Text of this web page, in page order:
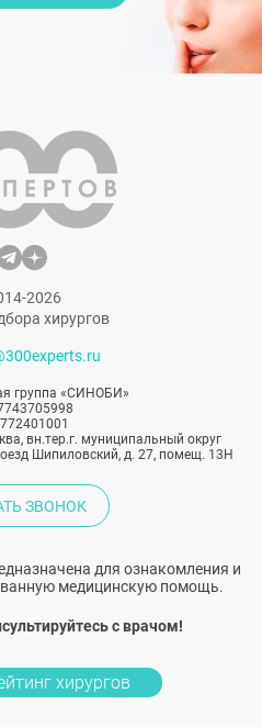
2026
хирургов
группа «СИНОБИ»
вн.тер.г. муниципальный округ
Шипиловский, д. 27, помещ. 13Н
ЗВОНОК
для ознакомления и
медицинскую помощь.
с врачом!
хирургов